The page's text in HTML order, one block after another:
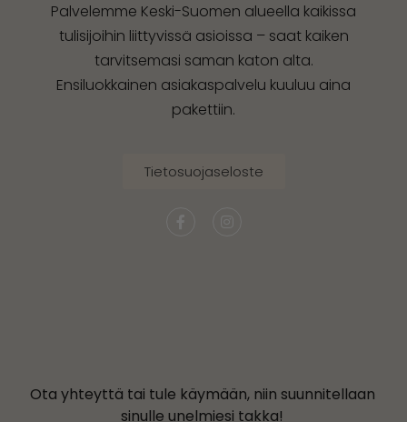
Palvelemme Keski-Suomen alueella kaikissa
tulisijoihin liittyvissä asioissa – saat kaiken
tarvitsemasi saman katon alta.
Ensiluokkainen asiakaspalvelu kuuluu aina
pakettiin.
Tietosuojaseloste
Ota yhteyttä tai tule käymään, niin suunnitellaan
sinulle unelmiesi takka!